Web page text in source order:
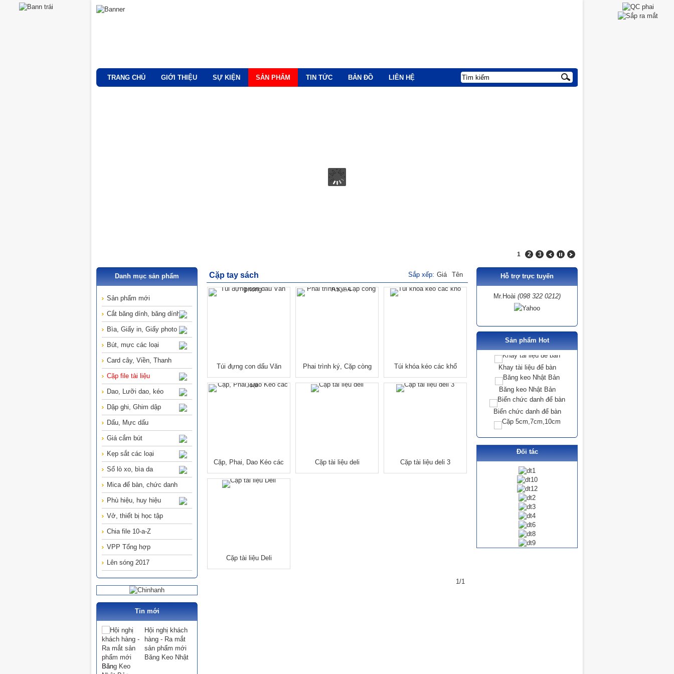
TRANG CHỦ GIỚI THIỆU SỰ KIỆN SẢN PHẨM TIN TỨC BẢN ĐỒ LIÊN HỆ
1 2 3
Danh mục sản phẩm
Sản phẩm mới
Cắt băng dính, băng dính
Bìa, Giấy in, Giấy photo
Bút, mực các loại
Card cây, Viền, Thanh
Cặp file tài liệu
Dao, Lưỡi dao, kéo
Dập ghi, Ghim dập
Dấu, Mực dấu
Giá cắm bút
Kẹp sắt các loại
Sổ lò xo, bìa da
Mica để bàn, chức danh
Phù hiệu, huy hiệu
Vở, thiết bị học tập
Chia file 10-a-Z
VPP Tổng hợp
Lên sóng 2017
Tin mới
Hội nghị khách
hàng - Ra mắt
sản phẩm mới
Băng Keo Nhật
Bản
Cặp tay sách Sắp xếp: Giá Tên
Túi đựng con dấu Văn
phòng
Phai trình ký, Cặp còng
A5, A4
Túi khóa kéo các khổ
Cặp, Phai, Dao Kéo các
loại
Cặp tài liệu deli Cặp tài liệu deli 3
Cặp tài liệu Deli
1/1
Hỗ trợ trực tuyến
Mr.Hoài (098 322 0212)
Sản phẩm Hot
Khay tài liệu để bàn
Băng keo Nhật Bản
Biển chức danh để bàn
Giấy mỹ thuật cao cấp
Giấy photo màu
Cặp tài liệu deli
Móc khóa Inox
Bìa đặc biệt
Đối tác